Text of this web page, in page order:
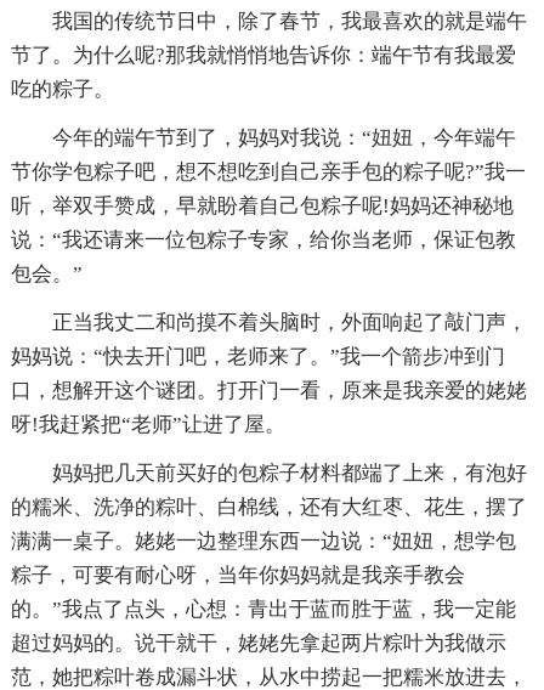
我国的传统节日中，除了春节，我最喜欢的就是端午
节了。为什么呢?那我就悄悄地告诉你：端午节有我最爱
吃的粽子。
今年的端午节到了，妈妈对我说：“妞妞，今年端午
节你学包粽子吧，想不想吃到自己亲手包的粽子呢?”我一
听，举双手赞成，早就盼着自己包粽子呢!妈妈还神秘地
说：“我还请来一位包粽子专家，给你当老师，保证包教
包会。”
正当我丈二和尚摸不着头脑时，外面响起了敲门声，
妈妈说：“快去开门吧，老师来了。”我一个箭步冲到门
口，想解开这个谜团。打开门一看，原来是我亲爱的姥姥
呀!我赶紧把“老师”让进了屋。
妈妈把几天前买好的包粽子材料都端了上来，有泡好
的糯米、洗净的粽叶、白棉线，还有大红枣、花生，摆了
满满一桌子。姥姥一边整理东西一边说：“妞妞，想学包
粽子，可要有耐心呀，当年你妈妈就是我亲手教会
的。”我点了点头，心想：青出于蓝而胜于蓝，我一定能
超过妈妈的。说干就干，姥姥先拿起两片粽叶为我做示
范，她把粽叶卷成漏斗状，从水中捞起一把糯米放进去，